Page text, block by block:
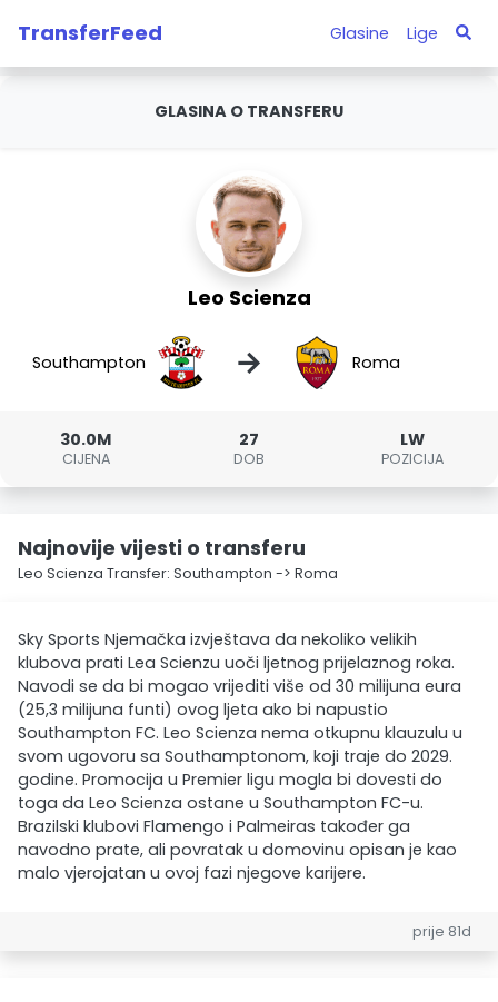
TransferFeed Glasine Lige
GLASINA O TRANSFERU
Leo Scienza
Southampton → Roma
30.0M
CIJENA
27
DOB
LW
POZICIJA
Najnovije vijesti o transferu
Leo Scienza Transfer: Southampton -> Roma
Sky Sports Njemačka izvještava da nekoliko velikih
klubova prati Lea Scienzu uoči ljetnog prijelaznog roka.
Navodi se da bi mogao vrijediti više od 30 milijuna eura
(25,3 milijuna funti) ovog ljeta ako bi napustio
Southampton FC. Leo Scienza nema otkupnu klauzulu u
svom ugovoru sa Southamptonom, koji traje do 2029.
godine. Promocija u Premier ligu mogla bi dovesti do
toga da Leo Scienza ostane u Southampton FC-u.
Brazilski klubovi Flamengo i Palmeiras također ga
navodno prate, ali povratak u domovinu opisan je kao
malo vjerojatan u ovoj fazi njegove karijere.
prije 81d